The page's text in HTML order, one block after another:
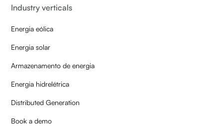
Industry verticals
Energia eólica
Energia solar
Armazenamento de energia
Energia hidrelétrica
Distributed Generation
Book a demo